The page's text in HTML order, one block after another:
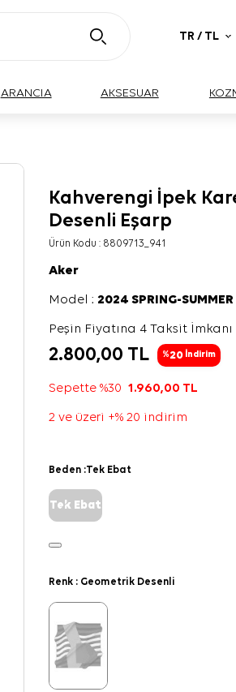
TR / TL
ARANCIA AKSESUAR
Kahverengi İpek
Desenli Eşarp
Ürün Kodu : 8809713_941
Aker
Model :2024 SPRING-SUMMER
Peşin Fiyatına 4 Taksit İmkanı
2.800,00 TL %20 İndirim
Sepette %301.960,00 TL
2 ve üzeri +% 20 indirim
Beden :Tek Ebat
Tek Ebat
Renk : Geometrik Desenli